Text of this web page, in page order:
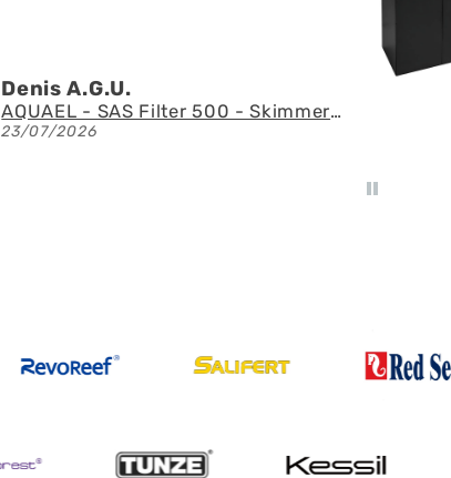
Denis A.G.U.
AQUAEL - SAS Filter 500 - Skimmer de superficie
23/07/2026